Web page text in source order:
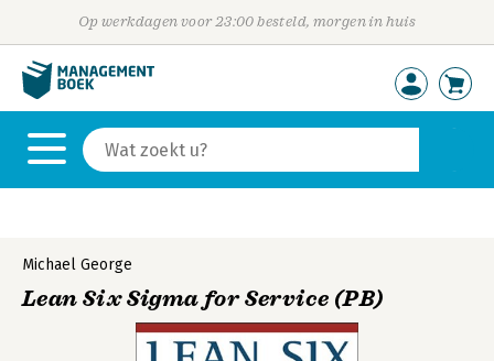
Op werkdagen voor 23:00 besteld, morgen in huis
Michael George
Lean Six Sigma for Service (PB)